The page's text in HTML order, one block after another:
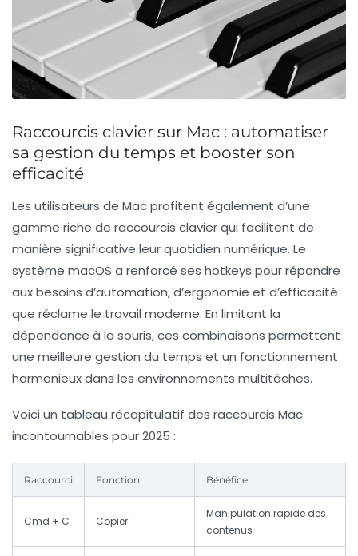
Raccourcis clavier sur Mac : automatiser
sa gestion du temps et booster son
efficacité
Les utilisateurs de Mac profitent également d’une
gamme riche de raccourcis clavier qui facilitent de
manière significative leur quotidien numérique. Le
système macOS a renforcé ses hotkeys pour répondre
aux besoins d’automation, d’ergonomie et d’efficacité
que réclame le travail moderne. En limitant la
dépendance à la souris, ces combinaisons permettent
une meilleure gestion du temps et un fonctionnement
harmonieux dans les environnements multitâches.
Voici un tableau récapitulatif des raccourcis Mac
incontournables pour 2025 :
Raccourci Fonction Bénéfice
Cmd + C Copier
Manipulation rapide des
contenus